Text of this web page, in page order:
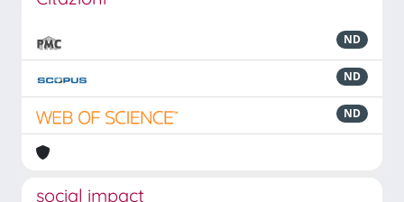
ND
ND
ND
social impact